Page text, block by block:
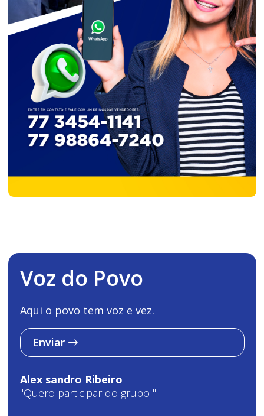
Voz do Povo
Aqui o povo tem voz e vez.
Enviar
Alex sandro Ribeiro
"Quero participar do grupo "